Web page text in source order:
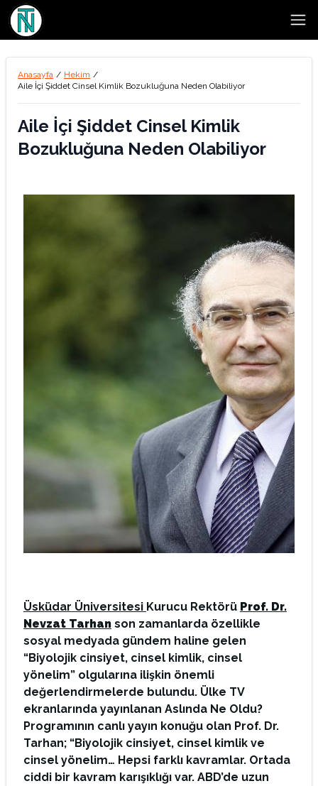
Anasayfa / Hekim /
Aile İçi Şiddet Cinsel Kimlik Bozukluğuna Neden Olabiliyor
Aile İçi Şiddet Cinsel Kimlik
Bozukluğuna Neden Olabiliyor
Üsküdar Üniversitesi Kurucu Rektörü Prof. Dr.
Nevzat Tarhan son zamanlarda özellikle
sosyal medyada gündem haline gelen
“Biyolojik cinsiyet, cinsel kimlik, cinsel
yönelim” olgularına ilişkin önemli
değerlendirmelerde bulundu. Ülke TV
ekranlarında yayınlanan Aslında Ne Oldu?
Programının canlı yayın konuğu olan Prof. Dr.
Tarhan; “Biyolojik cinsiyet, cinsel kimlik ve
cinsel yönelim… Hepsi farklı kavramlar. Ortada
ciddi bir kavram karışıklığı var. ABD’de uzun